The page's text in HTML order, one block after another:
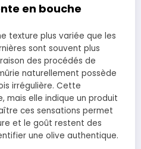
en bouche
texture plus variée que les
sont souvent plus
des procédés de
naturellement possède
irrégulière. Cette
mais elle indique un produit
ces sensations permet
et le goût restent des
une olive authentique.